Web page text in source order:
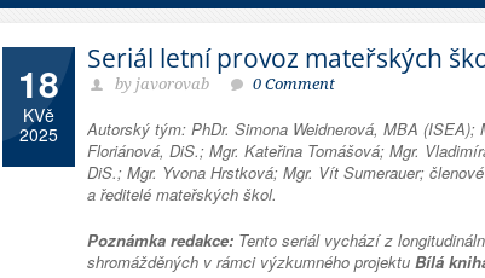
18
KVě
2025
Seriál letní provoz mateřských
by javorovab 0 Comment
Autorský tým: PhDr. Simona Weidnerová, MBA (ISEA);
Floriánová, DiS.; Mgr. Kateřina Tomášová; Mgr.
DiS.; Mgr. Yvona Hrstková; Mgr. Vít Sumerauer;
a ředitelé mateřských škol.
Poznámka redakce: Tento seriál vychází z
shromážděných v rámci výzkumného projektu Bílá